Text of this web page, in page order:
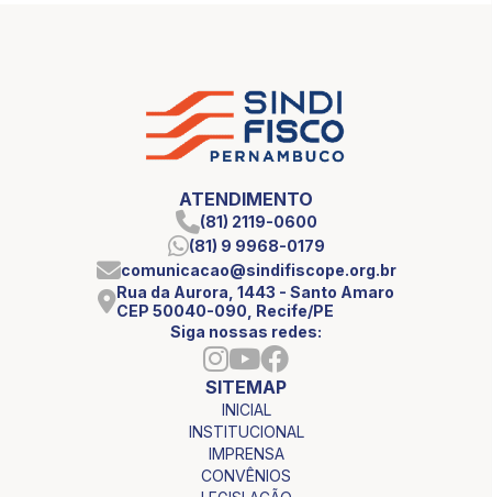
ATENDIMENTO
(81) 2119-0600
(81) 9 9968-0179
comunicacao@sindifiscope.org.br
Rua da Aurora, 1443 - Santo Amaro
CEP 50040-090, Recife/PE
Siga nossas redes:
SITEMAP
INICIAL
INSTITUCIONAL
IMPRENSA
CONVÊNIOS